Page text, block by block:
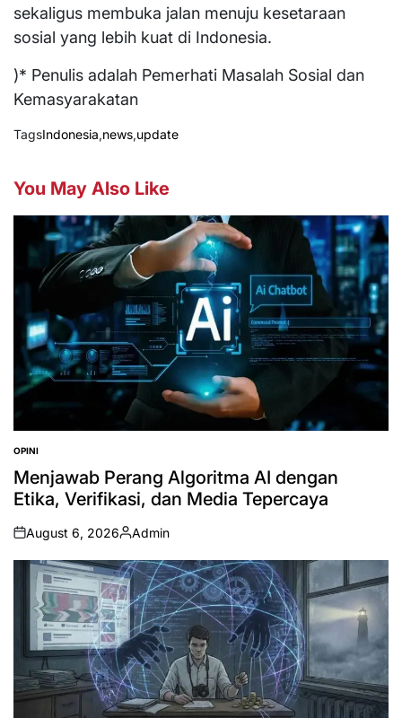
sekaligus membuka jalan menuju kesetaraan
sosial yang lebih kuat di Indonesia.
)* Penulis adalah Pemerhati Masalah Sosial dan
Kemasyarakatan
TagsIndonesia,news,update
You May Also Like
POSTED
IN
OPINI
Menjawab Perang Algoritma AI dengan
Etika, Verifikasi, dan Media Tepercaya
on
August 6, 2026
Posted
by
Admin